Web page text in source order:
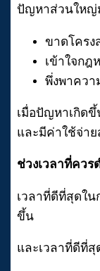
ปัญหาส่วนใหญ่
ขาดโครง
เข้าใจกฎ
พึ่งพาควา
เมื่อปัญหาเกิด
และมีค่าใช้จ่าย
ช่วงเวลาที่ควร
เวลาที่ดีที่สุดใ
ขึ้น
และเวลาที่ดีที่สุ